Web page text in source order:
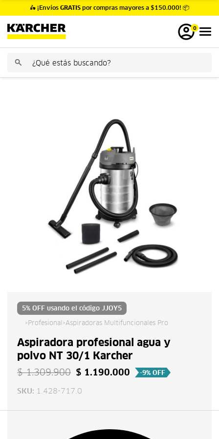
🛵 ¡Envíos GRATIS por compras mayores a $150.000! 📦
0
5% OFF usando el código JJOY5
›Profesional›Aspiradoras Multifuncionales Pro
Aspiradora profesional agua y
polvo NT 30/1 Karcher
$1.309.900 $ 1.190.000 -9% OFF
1.428-717.0
Haz clic aquí